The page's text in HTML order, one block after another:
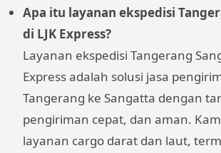
Apa itu layanan ekspedisi
di LJK Express?
Layanan ekspedisi Tangerang
Express adalah solusi jasa
Tangerang ke Sangatta dengan
pengiriman cepat, dan aman.
layanan cargo darat dan laut,